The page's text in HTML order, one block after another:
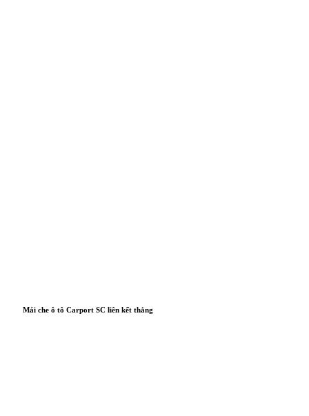
Mái che ô tô Carport SC liên kết thẳng